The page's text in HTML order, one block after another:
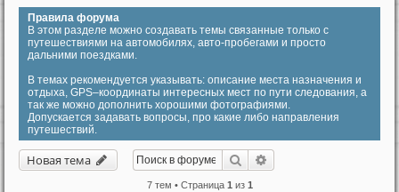
Правила форума
В этом разделе можно создавать темы связанные только с
путешествиями на автомобилях, авто-пробегами и просто
дальними поездками.
В темах рекомендуется указывать: описание места назначения и
отдыха, GPS–координаты интересных мест по пути следования, а
так же можно дополнить хорошими фотографиями.
Допускается задавать вопросы, про какие либо направления
путешествий.
Новая тема Поиск
7 тем • Страница 1из 1